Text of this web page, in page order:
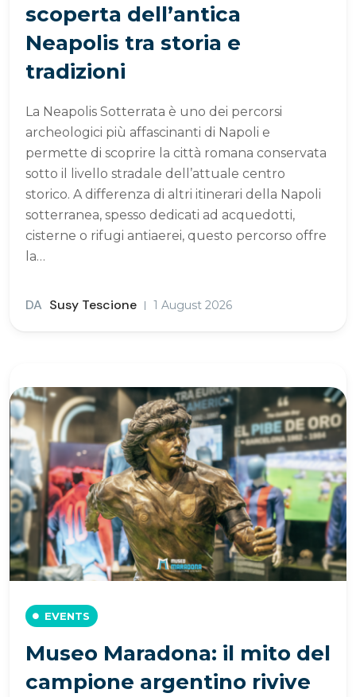
scoperta dell’antica
Neapolis tra storia e
tradizioni
La Neapolis Sotterrata è uno dei percorsi
archeologici più affascinanti di Napoli e
permette di scoprire la città romana conservata
sotto il livello stradale dell’attuale centro
storico. A differenza di altri itinerari della Napoli
sotterranea, spesso dedicati ad acquedotti,
cisterne o rifugi antiaerei, questo percorso offre
la…
DA Susy Tescione 1 August 2026
EVENTS
Museo Maradona: il mito del
campione argentino rivive